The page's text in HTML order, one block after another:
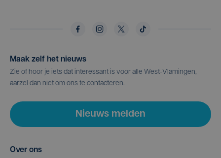
Maak zelf het nieuws
Zie of hoor je iets dat interessant is voor alle West-Vlamingen,
aarzel dan niet om ons te contacteren.
Nieuws melden
Over ons